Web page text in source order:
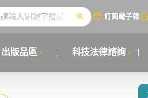
訂閱電子報
出版品區 科技法律諮詢